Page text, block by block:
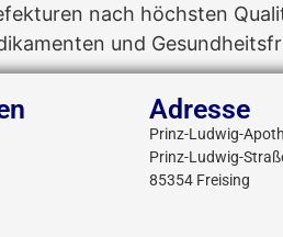
nach höchsten
und
Adresse
Prinz-Ludwig-
Prinz-Ludwig-
85354 Freising